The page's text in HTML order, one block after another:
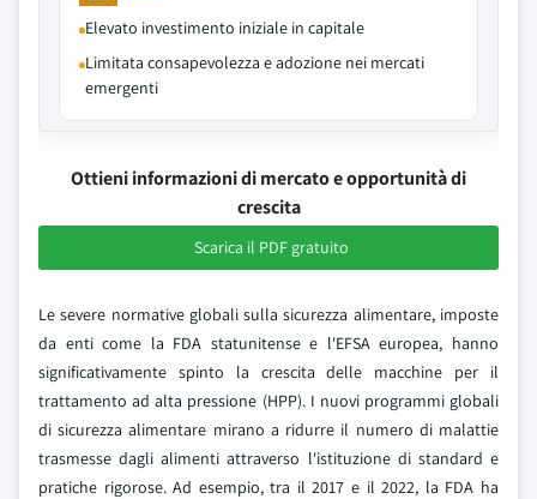
Elevato investimento iniziale in capitale
Limitata consapevolezza e adozione nei mercati
emergenti
Ottieni informazioni di mercato e opportunità di
crescita
Scarica il PDF gratuito
Le severe normative globali sulla sicurezza alimentare, imposte
da enti come la FDA statunitense e l'EFSA europea, hanno
significativamente spinto la crescita delle macchine per il
trattamento ad alta pressione (HPP). I nuovi programmi globali
di sicurezza alimentare mirano a ridurre il numero di malattie
trasmesse dagli alimenti attraverso l'istituzione di standard e
pratiche rigorose. Ad esempio, tra il 2017 e il 2022, la FDA ha